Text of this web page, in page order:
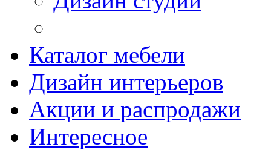
Каталог мебели
Дизайн интерьеров
Акции и распродажи
Интересное